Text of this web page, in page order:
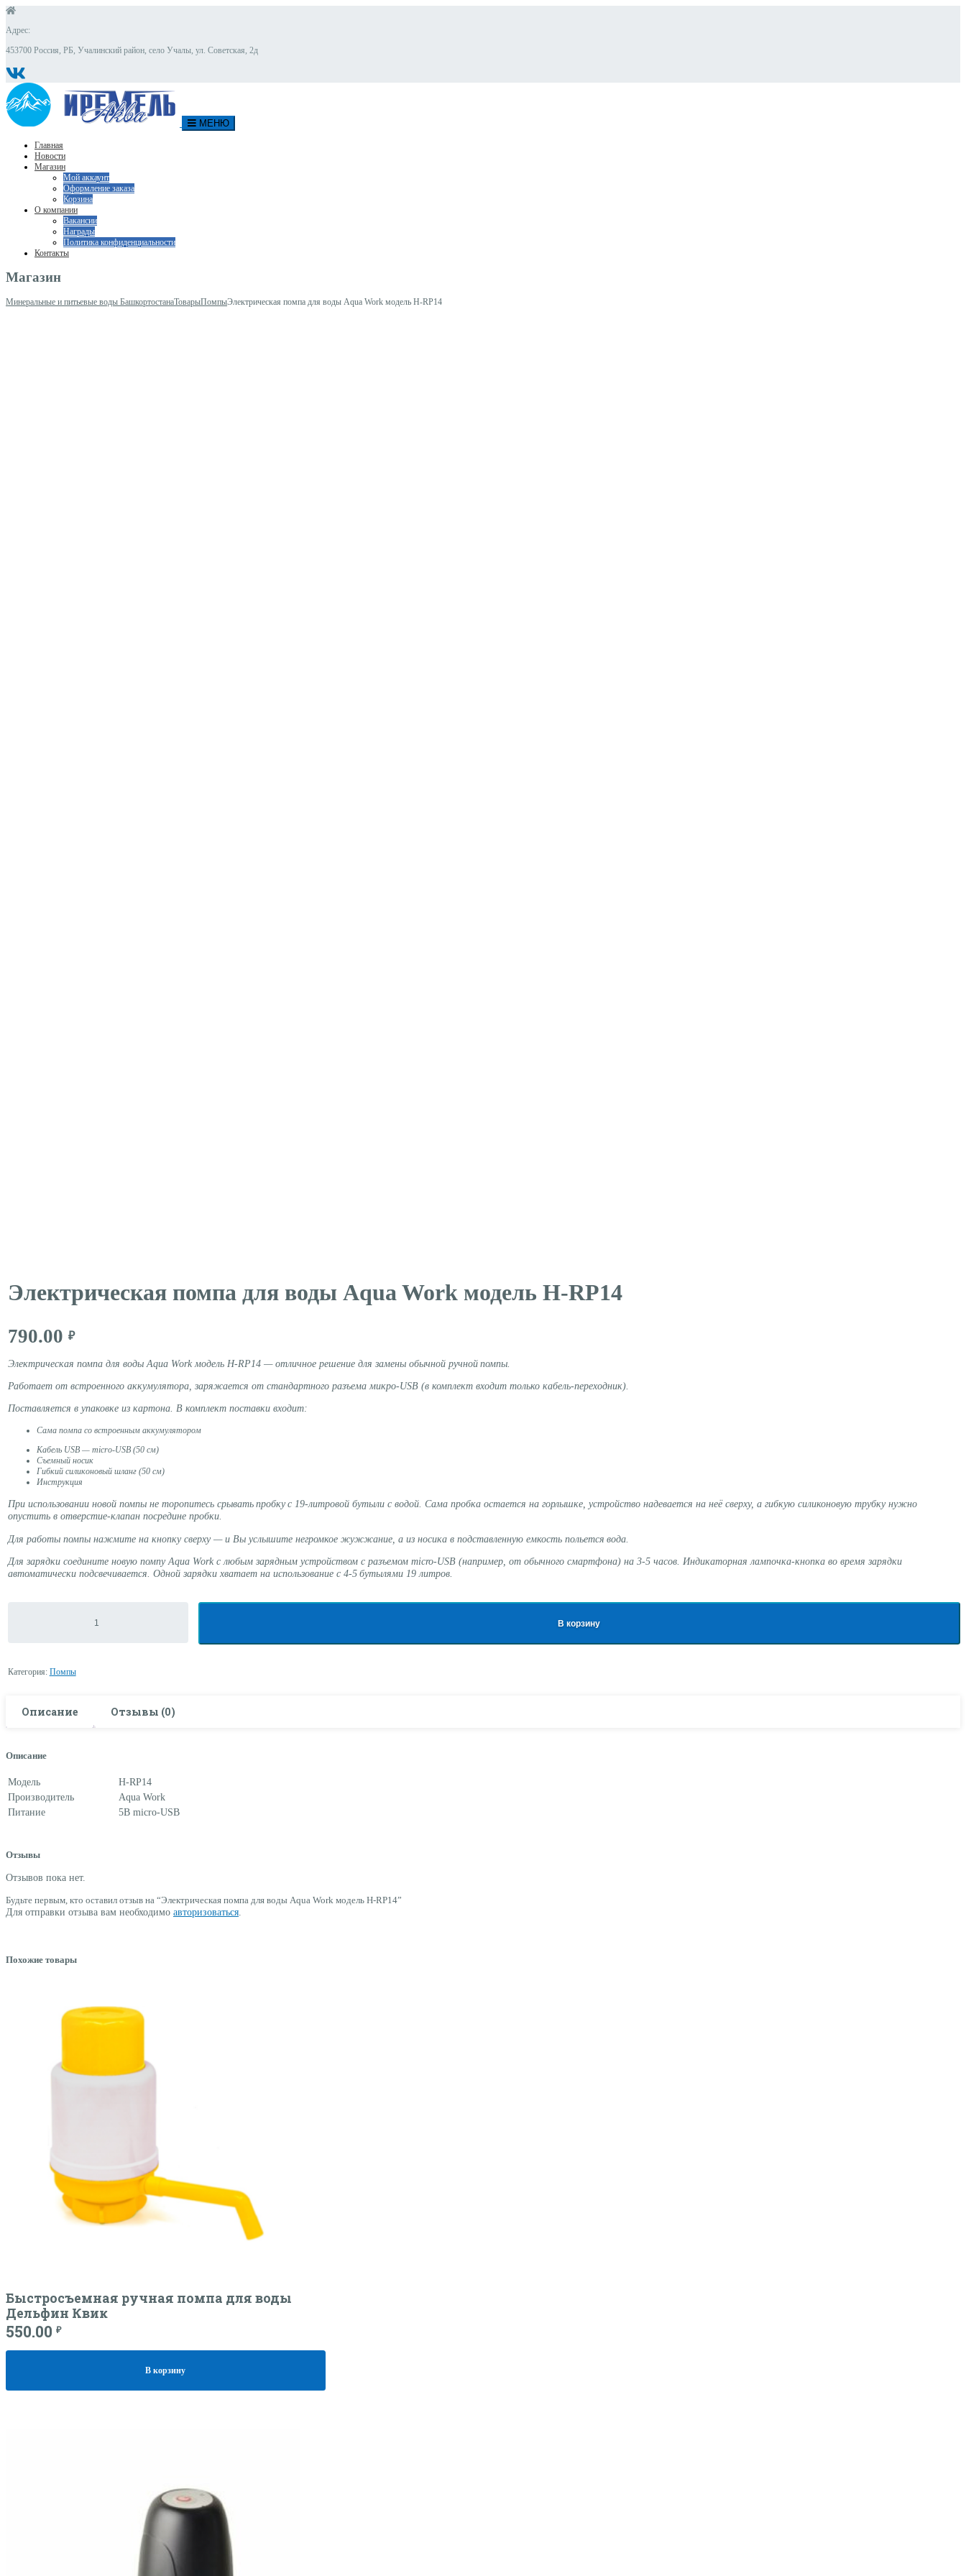
Адрес:
453700 Россия, РБ, Учалинский район, село Учалы, ул. Советская, 2д
МЕНЮ
Главная
Новости
Магазин
Мой аккаунт
Оформление заказа
Корзина
О компании
Вакансии
Награды
Политика конфиденциальности
Контакты
Магазин
Минеральные и питьевые воды БашкортостанаТоварыПомпыЭлектрическая помпа для воды Aqua Work модель H-RP14
Электрическая помпа для воды Aqua Work модель H-RP14
790.00 ₽
Электрическая помпа для воды Aqua Workмодель H-RP14 — отличное решение для замены обычной ручной помпы.
Работает от встроенного аккумулятора, заряжается от стандартного разъемамикро-USB(в комплект входит только кабель-переходник).
Поставляется в упаковке из картона. В комплект поставки входит:
Сама помпа со встроенным аккумулятором
Кабель USB — micro-USB(50 см)
Съемный носик
Гибкий силиконовый шланг (50 см)
Инструкция
При использовании новой помпы не торопитесь срыватьпробкус 19-литровой бутыли с водой. Сама пробка остается на горлышке, устройство надевается на неё сверху, а гибкую силиконовую трубку нужно
опустить в отверстие-клапан посредине пробки.
Для работы помпы нажмите на кнопку сверху — и Вы услышите негромкое жужжание, а из носика в подставленную емкость польется вода.
Для зарядки соедините новую помпуAqua Workс любым зарядным устройством с разъемом micro-USB(например, от обычного смартфона) на 3-5 часов. Индикаторная лампочка-кнопка во время зарядки
автоматически подсвечивается. Одной зарядки хватает на использование с 4-5 бутылями 19 литров.
Aqua
RP14
В корзину
Категория: Помпы
Описание Отзывы (0)
Описание
Модель
H-RP14
Производитель
Aqua Work
Питание
5В micro-USB
Отзывы
Отзывов пока нет.
Будьте первым, кто оставил отзыв на “Электрическая помпа для воды Aqua Work модель H-RP14”
Для отправки отзыва вам необходимо авторизоваться
Похожие товары
Быстросъемная ручная помпа для воды
Дельфин Квик
550.00 ₽
В корзину